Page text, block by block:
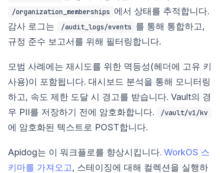
/organization_memberships 에서 상태를 추적합니다.
감사 로그는
/audit_logs/events 를 통해 통합하고,
규정 준수 보고서를 위해 필터링합니다.
모범 사례에는 재시도를 위한 멱등성(헤더에 고유 키
사용)이 포함됩니다. 대시보드 분석을 통해 모니터링
하고, 속도 제한 도달 시 경고를 받습니다. Vault의 경
우 PII를 저장하기 전에 암호화합니다.
/vault/v1/kv
에 암호화된 텍스트로 POST합니다.
Apidog는 이 워크플로를 향상시킵니다. WorkOS 스
키마를 가져오고, 스테이징에 대해 컬렉션을 실행하